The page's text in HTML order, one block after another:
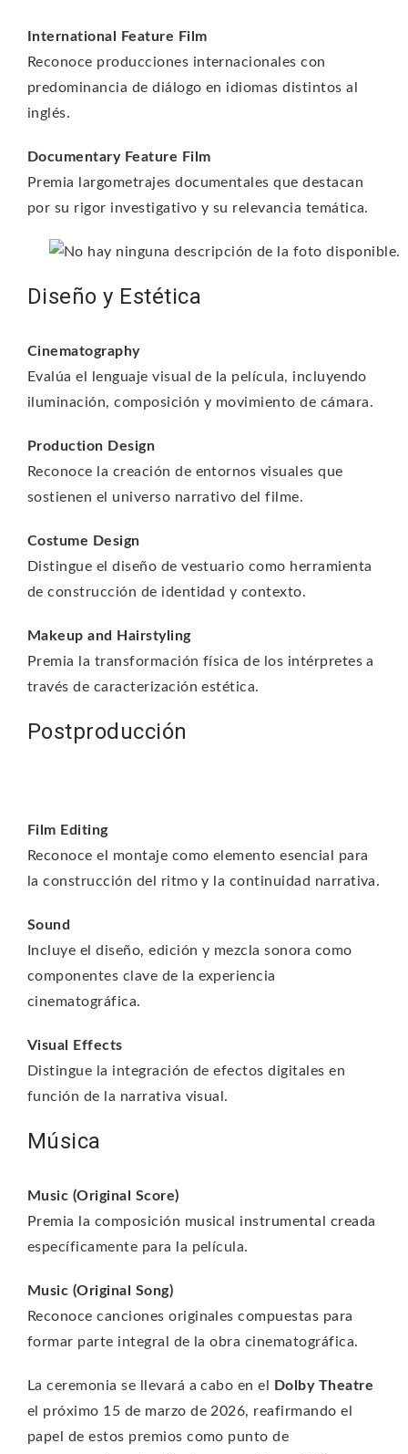
International Feature Film
Reconoce producciones internacionales con
predominancia de diálogo en idiomas distintos al
inglés.
Documentary Feature Film
Premia largometrajes documentales que destacan
por su rigor investigativo y su relevancia temática.
Diseño y Estética
Cinematography
Evalúa el lenguaje visual de la película, incluyendo
iluminación, composición y movimiento de cámara.
Production Design
Reconoce la creación de entornos visuales que
sostienen el universo narrativo del filme.
Costume Design
Distingue el diseño de vestuario como herramienta
de construcción de identidad y contexto.
Makeup and Hairstyling
Premia la transformación física de los intérpretes a
través de caracterización estética.
Postproducción
Film Editing
Reconoce el montaje como elemento esencial para
la construcción del ritmo y la continuidad narrativa.
Sound
Incluye el diseño, edición y mezcla sonora como
componentes clave de la experiencia
cinematográfica.
Visual Effects
Distingue la integración de efectos digitales en
función de la narrativa visual.
Música
Music (Original Score)
Premia la composición musical instrumental creada
específicamente para la película.
Music (Original Song)
Reconoce canciones originales compuestas para
formar parte integral de la obra cinematográfica.
La ceremonia se llevará a cabo en el
Dolby Theatre
el próximo 15 de marzo de 2026, reafirmando el
papel de estos premios como punto de